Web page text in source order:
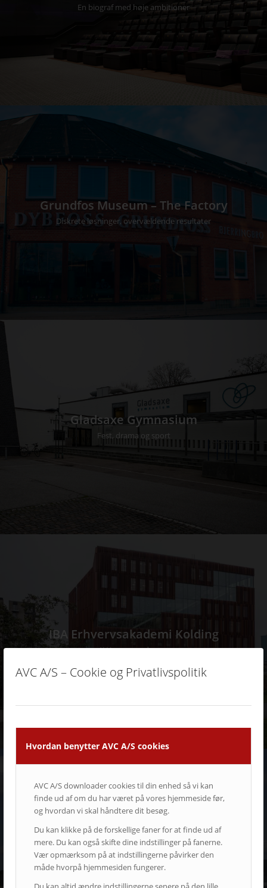
AVC A/S – Cookie og Privatlivspolitik
Hvordan benytter AVC A/S cookies
AVC A/S downloader cookies til din enhed så vi kan
finde ud af om du har været på vores hjemmeside før,
og hvordan vi skal håndtere dit besøg.
Du kan klikke på de forskellige faner for at finde ud af
mere. Du kan også skifte dine indstillinger på fanerne.
Vær opmærksom på at indstillingerne påvirker den
måde hvorpå hjemmesiden fungerer.
En biograf med høje ambitioner
Grundfos Museum – The Factory
Diskrete løsninger, overvældende resultater
Gladsaxe Gymnasium
Fest, drama og sport
IBA Erhvervsakademi Kolding
AV i mange udgaver
Holbæk Sportsby
Lyd til motion, sport og leg